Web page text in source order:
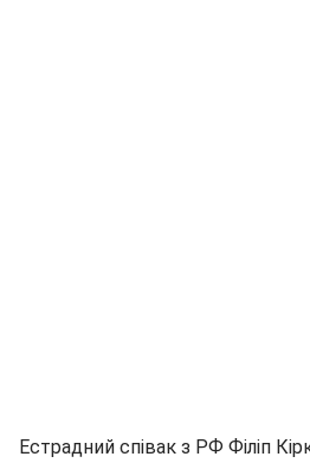
Естрадний співак з РФ Філіп